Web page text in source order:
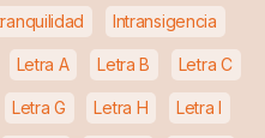
Intransigencia
Letra A Letra B Letra C
Letra G Letra H Letra I